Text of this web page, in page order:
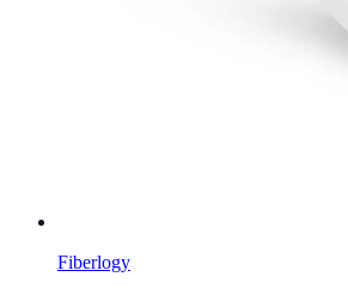
Fiberlogy